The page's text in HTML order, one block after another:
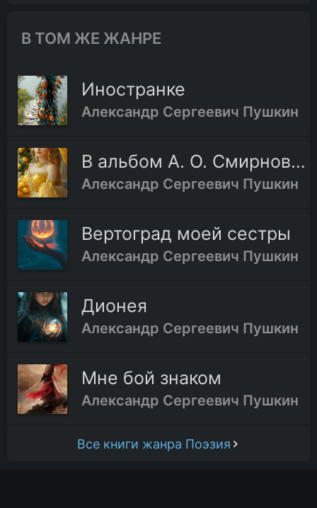
В ТОМ ЖЕ ЖАНРЕ
Иностранке
Александр Сергеевич Пушкин
В альбом А. О. Смирновой
Александр Сергеевич Пушкин
Вертоград моей сестры
Александр Сергеевич Пушкин
Дионея
Александр Сергеевич Пушкин
Мне бой знаком
Александр Сергеевич Пушкин
Все книги жанра Поэзия